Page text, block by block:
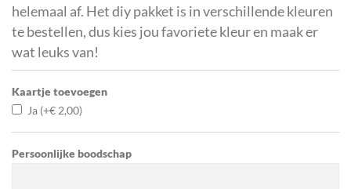
helemaal af. Het diy pakket is in verschillende kleuren
te bestellen, dus kies jou favoriete kleur en maak er
wat leuks van!
Kaartje toevoegen
Ja (+€ 2,00)
Persoonlijke boodschap